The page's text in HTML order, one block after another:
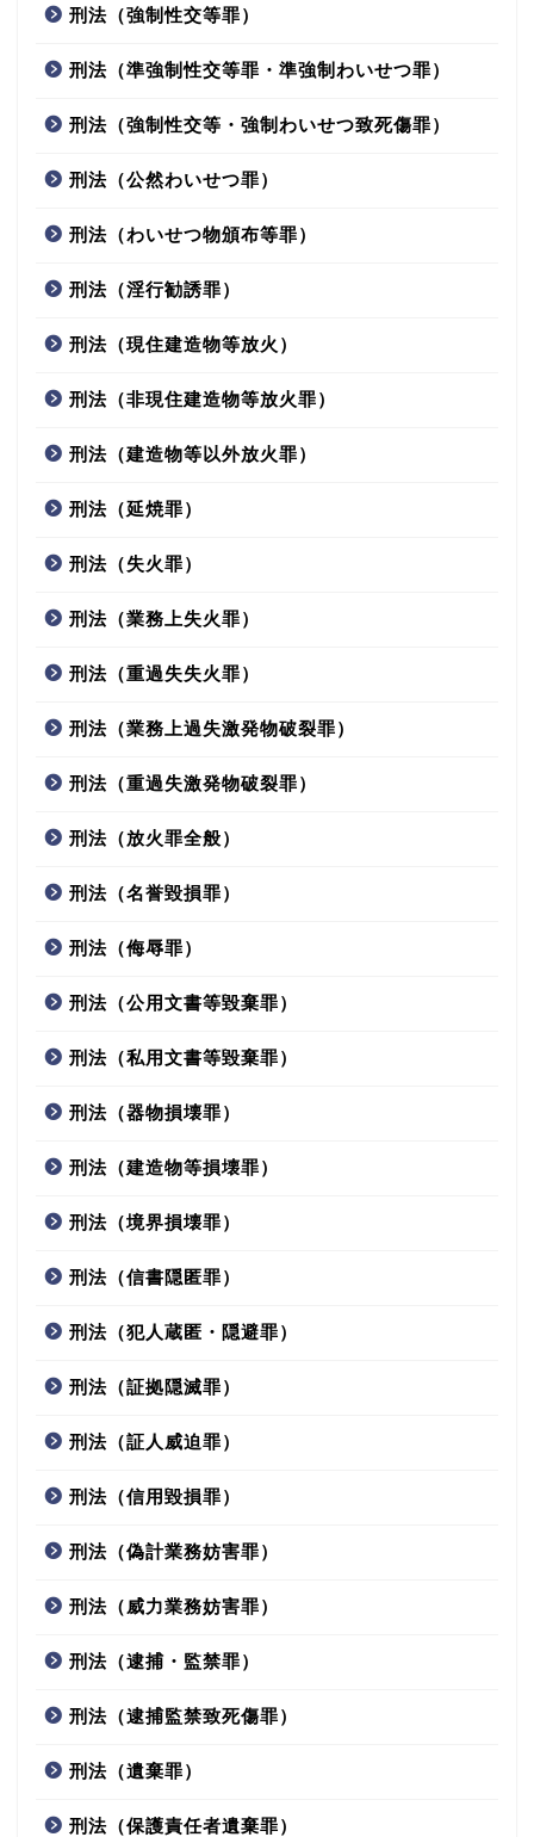
刑法（強制性交等罪）
刑法（準強制性交等罪・準強制わいせつ罪）
刑法（強制性交等・強制わいせつ致死傷罪）
刑法（公然わいせつ罪）
刑法（わいせつ物頒布等罪）
刑法（淫行勧誘罪）
刑法（現住建造物等放火）
刑法（非現住建造物等放火罪）
刑法（建造物等以外放火罪）
刑法（延焼罪）
刑法（失火罪）
刑法（業務上失火罪）
刑法（重過失失火罪）
刑法（業務上過失激発物破裂罪）
刑法（重過失激発物破裂罪）
刑法（放火罪全般）
刑法（名誉毀損罪）
刑法（侮辱罪）
刑法（公用文書等毀棄罪）
刑法（私用文書等毀棄罪）
刑法（器物損壊罪）
刑法（建造物等損壊罪）
刑法（境界損壊罪）
刑法（信書隠匿罪）
刑法（犯人蔵匿・隠避罪）
刑法（証拠隠滅罪）
刑法（証人威迫罪）
刑法（信用毀損罪）
刑法（偽計業務妨害罪）
刑法（威力業務妨害罪）
刑法（逮捕・監禁罪）
刑法（逮捕監禁致死傷罪）
刑法（遺棄罪）
刑法（保護責任者遺棄罪）